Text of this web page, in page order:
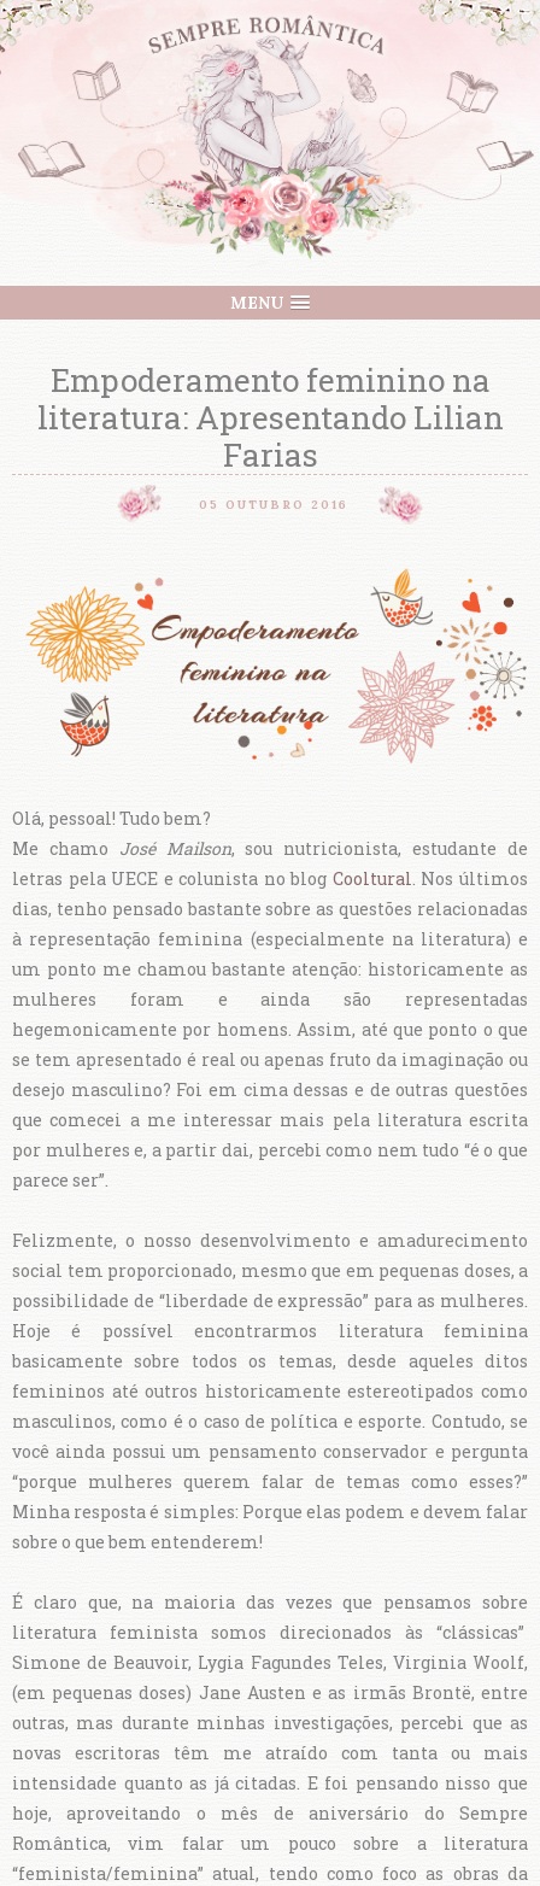
MENU
Empoderamento feminino na
literatura: Apresentando Lilian
Farias
05 OUTUBRO 2016
Olá, pessoal! Tudo bem?
Me chamo José Mailson, sou nutricionista, estudante de
letras pela UECE e colunista no blog Cooltural . Nos últimos
dias, tenho pensado bastante sobre as questões relacionadas
à representação feminina (especialmente na literatura) e
um ponto me chamou bastante atenção: historicamente as
mulheres foram e ainda são representadas
hegemonicamente por homens. Assim, até que ponto o que
se tem apresentado é real ou apenas fruto da imaginação ou
desejo masculino? Foi em cima dessas e de outras questões
que comecei a me interessar mais pela literatura escrita
por mulheres e, a partir dai, percebi como nem tudo “é o que
parece ser”.
Felizmente, o nosso desenvolvimento e amadurecimento
social tem proporcionado, mesmo que em pequenas doses, a
possibilidade de “liberdade de expressão” para as mulheres.
Hoje é possível encontrarmos literatura feminina
basicamente sobre todos os temas, desde aqueles ditos
femininos até outros historicamente estereotipados como
masculinos, como é o caso de política e esporte. Contudo, se
você ainda possui um pensamento conservador e pergunta
“porque mulheres querem falar de temas como esses?”
Minha resposta é simples: Porque elas podem e devem falar
sobre o que bem entenderem!
É claro que, na maioria das vezes que pensamos sobre
literatura feminista somos direcionados às “clássicas”
Simone de Beauvoir, Lygia Fagundes Teles, Virginia Woolf,
(em pequenas doses) Jane Austen e as irmãs Brontë, entre
outras, mas durante minhas investigações, percebi que as
novas escritoras têm me atraído com tanta ou mais
intensidade quanto as já citadas. E foi pensando nisso que
hoje, aproveitando o mês de aniversário do Sempre
Romântica, vim falar um pouco sobre a literatura
“feminista/feminina” atual, tendo como foco as obras da